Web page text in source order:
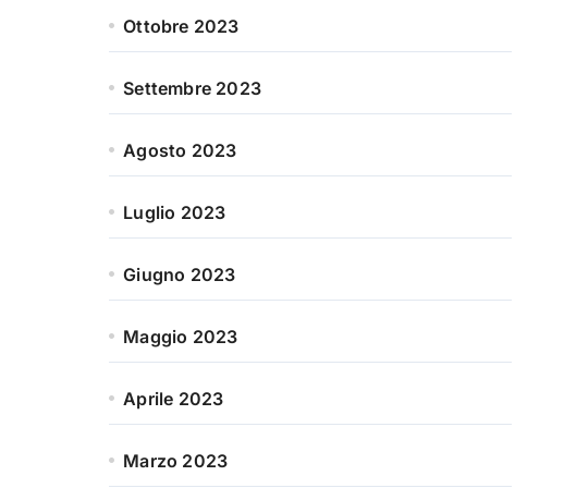
Ottobre 2023
Settembre 2023
Agosto 2023
Luglio 2023
Giugno 2023
Maggio 2023
Aprile 2023
Marzo 2023